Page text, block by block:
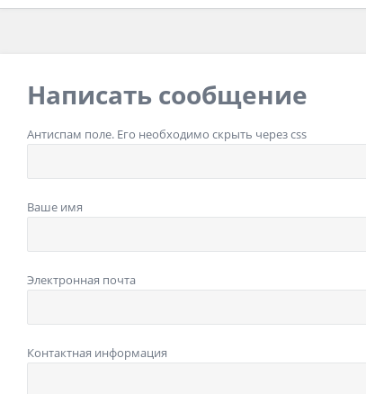
Написать сообщение
Антиспам поле. Его необходимо скрыть через css
Ваше имя
Электронная почта
Контактная информация